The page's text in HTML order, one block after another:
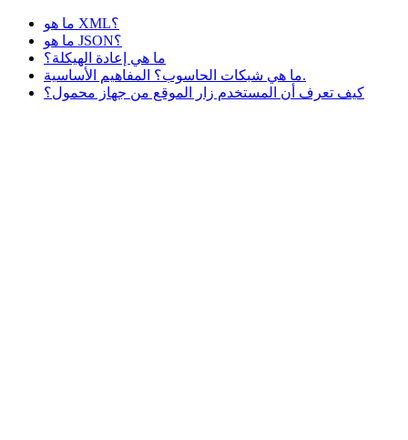
ما هو XML؟
ما هو JSON؟
ما هي إعادة الهيكلة؟
ما هي شبكات الحاسوب؟ المفاهيم الأساسية.
كيف تعرف أن المستخدم زار الموقع من جهاز محمول؟